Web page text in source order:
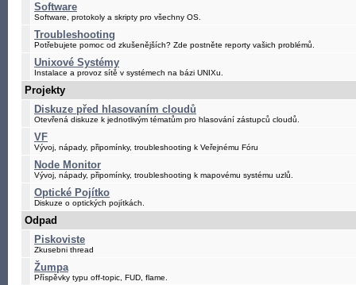
Software
Software, protokoly a skripty pro všechny OS.
Troubleshooting
Potřebujete pomoc od zkušenějších? Zde postněte reporty vašich problémů.
Unixové Systémy
Instalace a provoz sítě v systémech na bázi UNIXu.
Projekty
Diskuze před hlasovaním cloudů
Otevřená diskuze k jednotlivým tématům pro hlasování zástupců cloudů.
VF
Vývoj, nápady, připomínky, troubleshooting k Veřejnému Fóru
Node Monitor
Vývoj, nápady, připomínky, troubleshooting k mapovému systému uzlů.
Optické Pojítko
Diskuze o optických pojítkách.
Odpad
Piskoviste
Zkusebni thread
Žumpa
Příspěvky typu off-topic, FUD, flame.